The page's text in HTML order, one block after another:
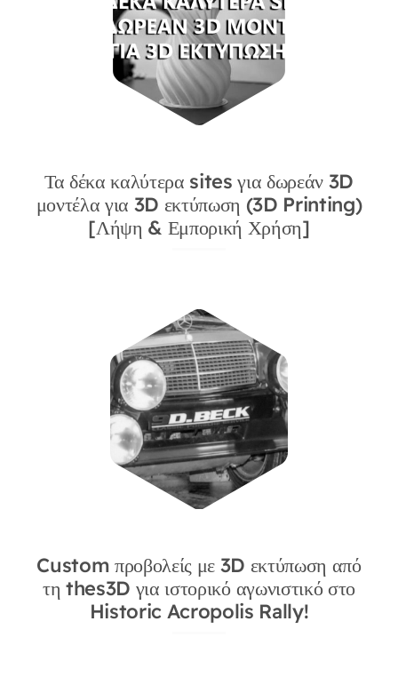
Τα δέκα καλύτερα sites για δωρεάν 3D
μοντέλα για 3D εκτύπωση (3D Printing)
[Λήψη & Εμπορική Χρήση]
Custom προβολείς με 3D εκτύπωση από
τη thes3D για ιστορικό αγωνιστικό στο
Historic Acropolis Rally!